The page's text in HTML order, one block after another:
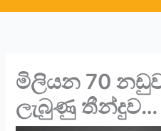
මිලියන 70
ලැබුණු තීන්දුව…